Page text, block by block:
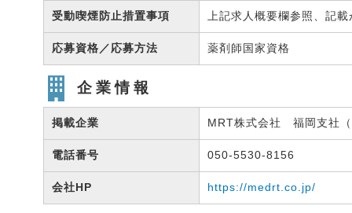
受動喫煙防止措置事項 上記求人概要欄参照、記
応募資格／応募方法 薬剤師国家資格
企業情報
掲載企業 MRT株式会社 福岡支社
電話番号 050-5530-8156
会社HP https://medrt.co.jp/